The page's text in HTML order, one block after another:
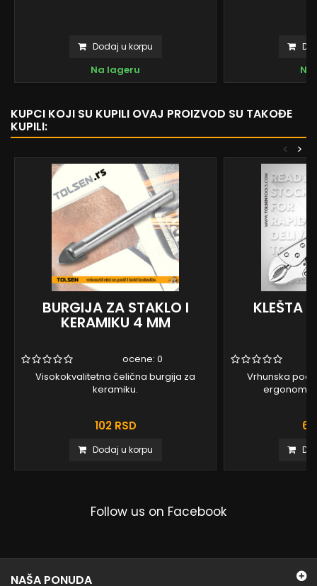
Dodaj u korpu
Na lageru
KUPCI KOJI SU KUPILI OVAJ PROIZVOD SU TAKOĐE
KUPILI:
>
<
BURGIJA ZA STAKLO I
KERAMIKU 4 MM
ocene: 0
Visokokvalitetna čelična burgija za
keramiku.
102 RSD
Dodaj u korpu
KLEŠTA
Vrhunska
Follow us on Facebook
NAŠA PONUDA